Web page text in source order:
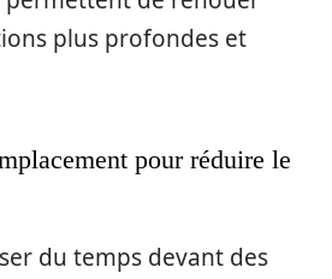
plus profondes et
pour réduire le
du temps devant des